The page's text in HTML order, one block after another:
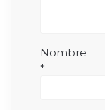
Nombre
*